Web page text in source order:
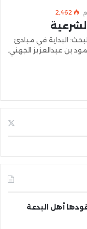
2٬462
البداية في مبادئ
بن عبدالعزيز الجهني.
أهل البدعة